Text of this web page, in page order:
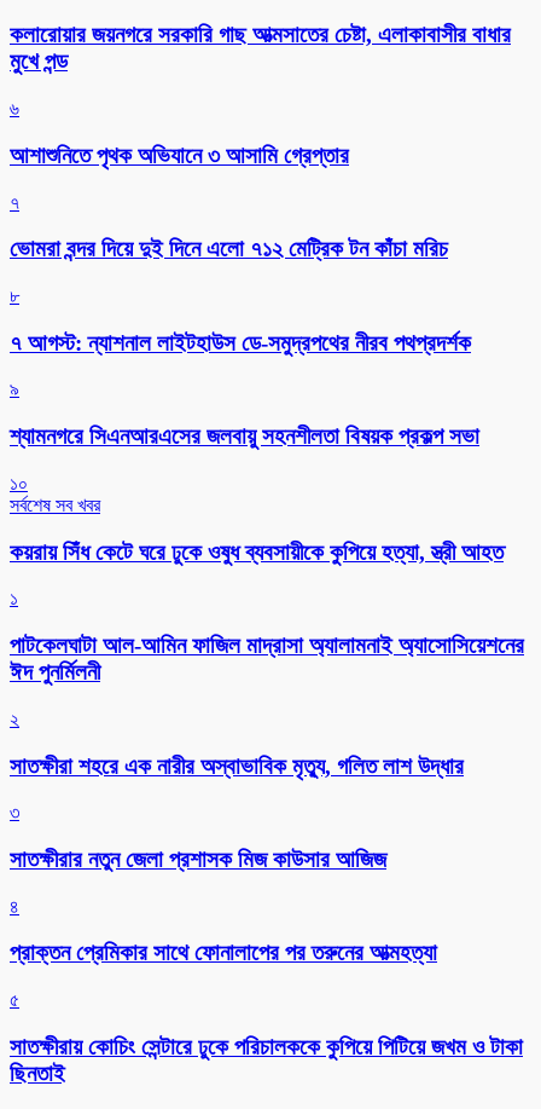
কলারোয়ার জয়নগরে সরকারি গাছ আত্মসাতের চেষ্টা, এলাকাবাসীর বাধার
মুখে পন্ড
৬
আশাশুনিতে পৃথক অভিযানে ৩ আসামি গ্রেপ্তার
৭
ভোমরা বন্দর দিয়ে দুই দিনে এলো ৭১২ মেট্রিক টন কাঁচা মরিচ
৮
৭ আগস্ট: ন্যাশনাল লাইটহাউস ডে-সমুদ্রপথের নীরব পথপ্রদর্শক
৯
শ্যামনগরে সিএনআরএসের জলবায়ু সহনশীলতা বিষয়ক প্রকল্প সভা
১০
সর্বশেষ সব খবর
কয়রায় সিঁধ কেটে ঘরে ঢুকে ওষুধ ব্যবসায়ীকে কুপিয়ে হত্যা, স্ত্রী আহত
১
পাটকেলঘাটা আল-আমিন ফাজিল মাদ্রাসা অ্যালামনাই অ্যাসোসিয়েশনের
ঈদ পুনর্মিলনী
২
সাতক্ষীরা শহরে এক নারীর অস্বাভাবিক মৃত্যু, গলিত লাশ উদ্ধার
৩
সাতক্ষীরার নতুন জেলা প্রশাসক মিজ কাউসার আজিজ
৪
প্রাক্তন প্রেমিকার সাথে ফোনালাপের পর তরুনের আত্মহত্যা
৫
সাতক্ষীরায় কোচিং সেন্টারে ঢুকে পরিচালককে কুপিয়ে পিটিয়ে জখম ও টাকা
ছিনতাই